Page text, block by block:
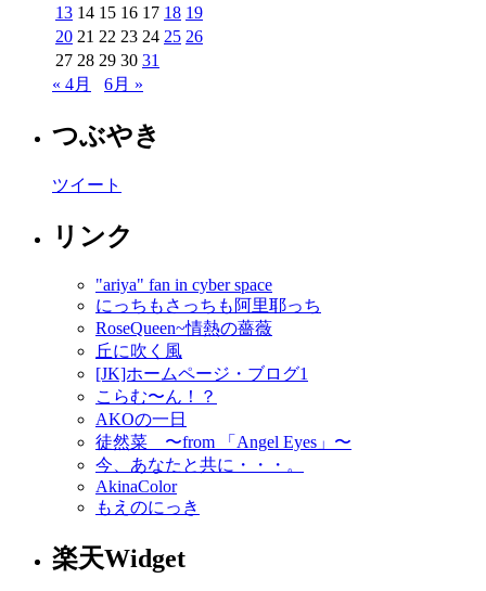
13 14 15 16 17 18 19
20 21 22 23 24 25 26
27 28 29 30 31
« 4月
6月 »
つぶやき
ツイート
リンク
"ariya" fan in cyber space
にっちもさっちも阿里耶っち
RoseQueen~情熱の薔薇
丘に吹く風
[JK]ホームページ・ブログ1
こらむ〜ん！？
AKOの一日
徒然菜 〜from 「Angel Eyes」〜
今、あなたと共に・・・。
AkinaColor
もえのにっき
楽天Widget